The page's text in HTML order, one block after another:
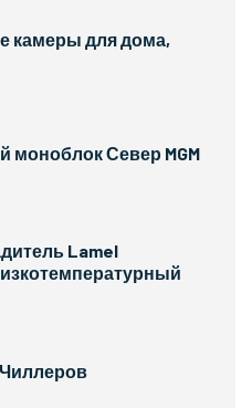
камеры для дома,
Север MGM
Lamel